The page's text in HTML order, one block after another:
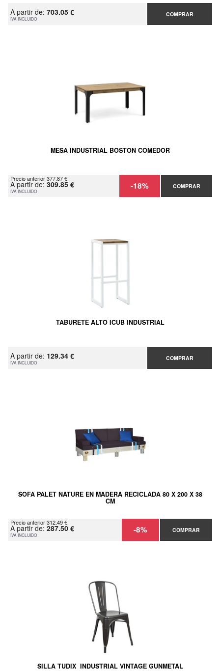
A partir de: 703.05 €
IVA INCLUIDO
COMPRAR
MESA INDUSTRIAL BOSTON COMEDOR
Precio anterior 377.87 €
A partir de: 309.85 €
IVA INCLUIDO -18% COMPRAR
TABURETE ALTO ICUB INDUSTRIAL
A partir de: 129.34 €
IVA INCLUIDO
COMPRAR
SOFA PALET NATURE EN MADERA RECICLADA 80 X 200 X 38
CM
Precio anterior 312.49 €
A partir de: 287.50 €
IVA INCLUIDO -8% COMPRAR
SILLA TUDIX INDUSTRIAL VINTAGE GUNMETAL